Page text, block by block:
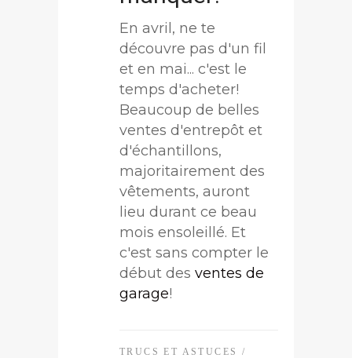
En avril, ne te
découvre pas d'un fil
et en mai... c'est le
temps d'acheter!
Beaucoup de belles
ventes d'entrepôt et
d'échantillons,
majoritairement des
vêtements, auront
lieu durant ce beau
mois ensoleillé. Et
c'est sans compter le
début des ventes de
garage!
TRUCS ET ASTUCES
/